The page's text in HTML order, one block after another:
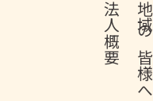
法人概要 地域の皆様へ